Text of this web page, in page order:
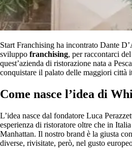
Start Franchising ha incontrato Dante
sviluppo franchising, per raccontarci
quest’azienda di ristorazione nata a
conquistare il palato delle maggiori città
Come nasce l’idea di
L’idea nasce dal fondatore Luca
esperienza di ristoratore oltre che in
Manhattan. Il nostro brand è la giusta
diverse, rivisitate, però, nel gusto